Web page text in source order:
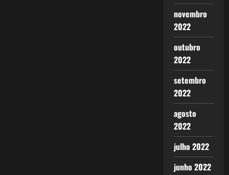
novembro
2022
outubro
2022
setembro
2022
agosto
2022
julho 2022
junho 2022